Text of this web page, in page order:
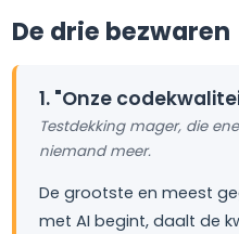
De drie bezwaren
1. "Onze
Testdekking mager, die
niemand meer.
De grootste en meest
met AI begint, daalt de